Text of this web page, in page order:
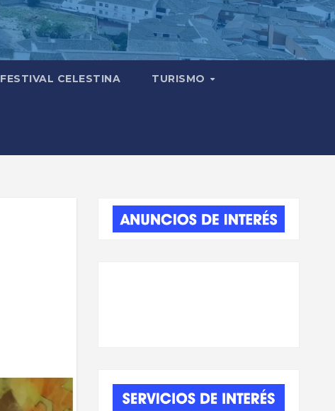
FESTIVAL CELESTINA TURISMO